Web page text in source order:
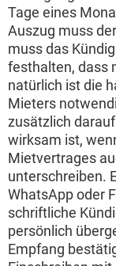
Tage eines
Auszug muss
muss das
festhalten, dass
natürlich ist die
Mieters
zusätzlich
wirksam ist,
Mietvertrages
unterschreiben.
WhatsApp oder
schriftliche
persönlich
Empfang